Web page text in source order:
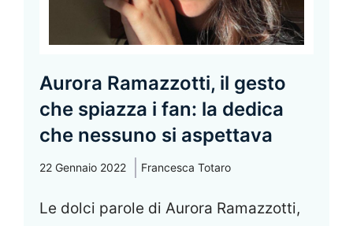
Aurora Ramazzotti, il gesto
che spiazza i fan: la dedica
che nessuno si aspettava
22 Gennaio 2022 Francesca Totaro
Le dolci parole di Aurora Ramazzotti,